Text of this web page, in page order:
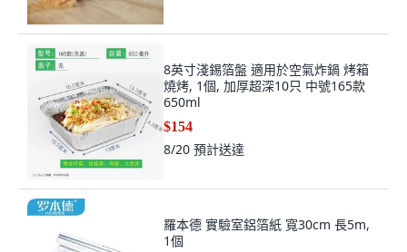
8英寸淺錫箔盤 適用於空氣炸鍋 烤箱
燒烤, 1個, 加厚超深10只 中號165款
650ml
$154
8/20 預計送達
羅本德 實驗室鋁箔紙 寬30cm 長5m,
1個